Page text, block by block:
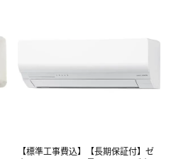
【標準工事費込】【長期保証付】ゼ